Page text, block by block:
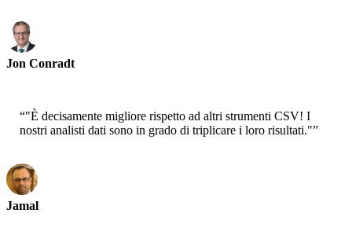
Jon Conradt
“"È decisamente migliore rispetto ad altri strumenti CSV! I
nostri analisti dati sono in grado di triplicare i loro risultati."”
Jamal